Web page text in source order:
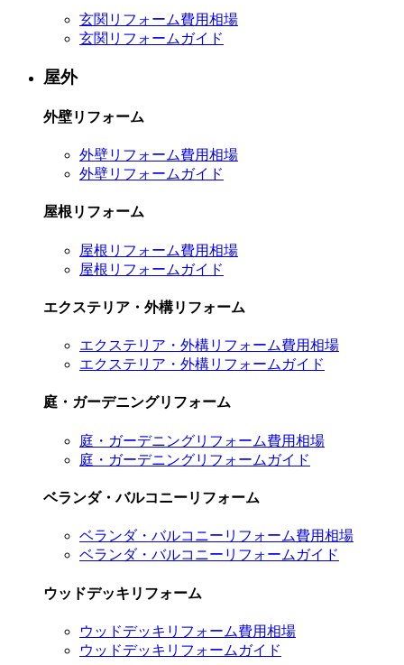
玄関リフォーム費用相場
玄関リフォームガイド
屋外
外壁リフォーム
外壁リフォーム費用相場
外壁リフォームガイド
屋根リフォーム
屋根リフォーム費用相場
屋根リフォームガイド
エクステリア・外構リフォーム
エクステリア・外構リフォーム費用相場
エクステリア・外構リフォームガイド
庭・ガーデニングリフォーム
庭・ガーデニングリフォーム費用相場
庭・ガーデニングリフォームガイド
ベランダ・バルコニーリフォーム
ベランダ・バルコニーリフォーム費用相場
ベランダ・バルコニーリフォームガイド
ウッドデッキリフォーム
ウッドデッキリフォーム費用相場
ウッドデッキリフォームガイド